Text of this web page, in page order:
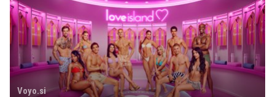
Voyo.si